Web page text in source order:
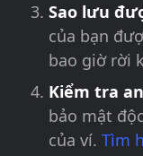
Sao lưu
của bạn
bao giờ rời
Kiểm tra
bảo mật
của ví. Tìm